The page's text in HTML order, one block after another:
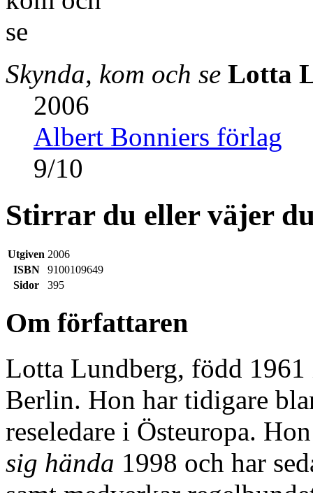
Skynda, kom och se Lotta
2006
Albert Bonniers förlag
9/10
Stirrar du eller väjer
Utgiven 2006
ISBN
9100109649
Sidor
395
Om författaren
Lotta Lundberg, född
Berlin. Hon har tidigare
reseledare i Östeuropa.
sig hända 1998 och har